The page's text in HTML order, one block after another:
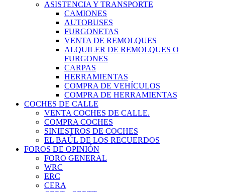
ASISTENCIA Y TRANSPORTE
CAMIONES
AUTOBUSES
FURGONETAS
VENTA DE REMOLQUES
ALQUILER DE REMOLQUES O
FURGONES
CARPAS
HERRAMIENTAS
COMPRA DE VEHÍCULOS
COMPRA DE HERRAMIENTAS
COCHES DE CALLE
VENTA COCHES DE CALLE.
COMPRA COCHES
SINIESTROS DE COCHES
EL BAÚL DE LOS RECUERDOS
FOROS DE OPINIÓN
FORO GENERAL
WRC
ERC
CERA